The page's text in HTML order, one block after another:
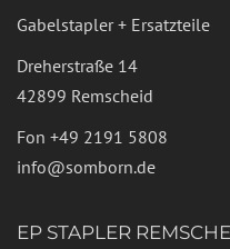
Gabelstapler + Ersatzteile
Dreherstraße 14
42899 Remscheid
Fon +49 2191 5808
info@somborn.de
EP STAPLER